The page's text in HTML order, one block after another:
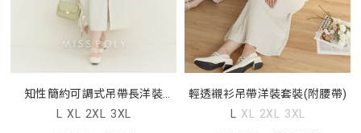
知性簡約可調式吊帶長洋裝
MISS
L XL 2XL 3XL
輕透襯衫吊帶洋裝套裝(附腰帶)
L XL 2XL 3XL